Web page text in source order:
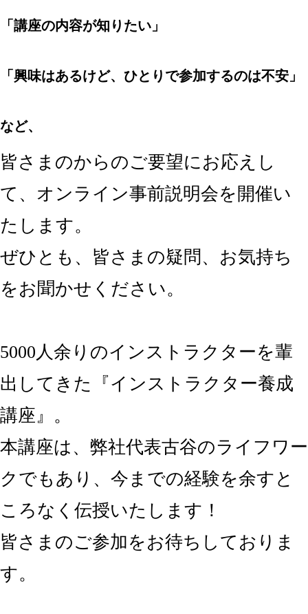
「講座の内容が知りたい」
「興味はあるけど、ひとりで参加するのは不安」
など、
皆さまのからのご要望にお応えし
て、オンライン事前説明会を開催い
たします。
ぜひとも、皆さまの疑問、お気持ち
をお聞かせください。
5000人余りのインストラクターを輩
出してきた『インストラクター養成
講座』。
本講座は、弊社代表古谷のライフワー
クでもあり、今までの経験を余すと
ころなく伝授いたします！
皆さまのご参加をお待ちしておりま
す。